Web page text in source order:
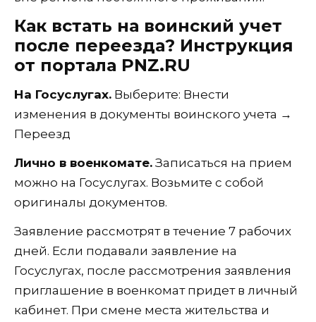
Как встать на воинский учет
после переезда? Инструкция
от портала PNZ.RU
На Госуслугах. Выберите: Внести
изменения в документы воинского учета →
Переезд
Лично в военкомате. Записаться на прием
можно на Госуслугах. Возьмите с собой
оригиналы документов.
Заявление рассмотрят в течение 7 рабочих
дней. Если подавали заявление на
Госуслугах, после рассмотрения заявления
приглашение в военкомат придет в личный
кабинет. При смене места жительства и